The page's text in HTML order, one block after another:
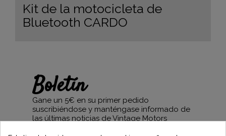
Kit de la motocicleta de
Bluetooth CARDO
Boletín
Gane un 5€ en su primer pedido
suscribiéndose y manténgase informado de
las últimas noticias de Vintage Motors